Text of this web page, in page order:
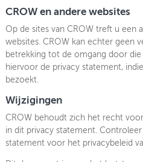
CROW en andere websites
Op de sites van CROW treft u een
websites. CROW kan echter geen
betrekking tot de omgang door
hiervoor de privacy statement,
bezoekt.
Wijzigingen
CROW behoudt zich het recht
in dit privacy statement.
statement voor het privacybeleid